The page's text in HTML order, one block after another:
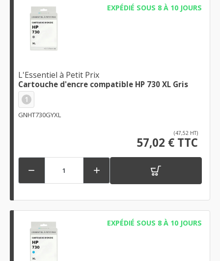
EXPÉDIÉ SOUS 8 À 10 JOURS
L'Essentiel à Petit Prix
Cartouche d'encre compatible HP 730 XL Gris
1
GNHT730GYXL
(47,52 HT)
57,02 € TTC
 
EXPÉDIÉ SOUS 8 À 10 JOURS